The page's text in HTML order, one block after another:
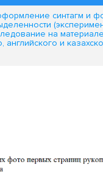
синтагм и
на
английского и